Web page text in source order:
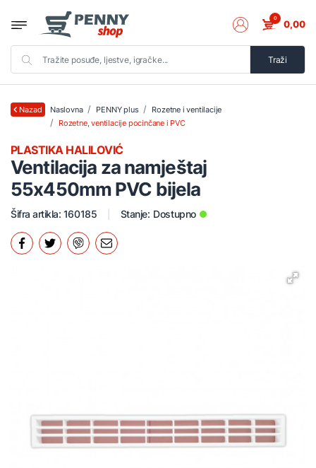
Traži
0 0,00
Nazad Naslovna PENNY plus
Rozetne i ventilacije
Rozetne, ventilacije pocinčane i PVC
Ventilacija za namještaj
55x450mm PVC bijela
PLASTIKA HALILOVIĆ
Šifra artikla: 160185 Stanje: Dostupno